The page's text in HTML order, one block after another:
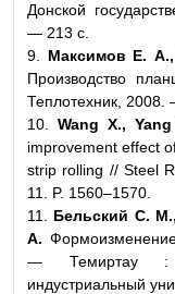
Донской
— 213 с.
9. Максимов Е.
Производство
Теплотехник, 2008.
10. Wang X.,
improvement effect
strip rolling // Steel
11. P. 1560–1570.
11.
Бельский С.
А.
— Темиртау :
индустриальный